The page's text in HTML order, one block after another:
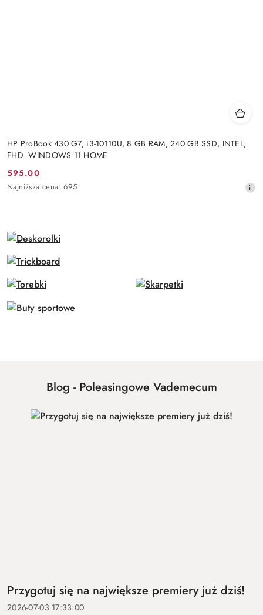
HP ProBook 430 G7, i3-10110U, 8 GB RAM, 240 GB SSD, INTEL,
FHD. WINDOWS 11 HOME
Cena
promocyjna:
595.00
Najniższa
przed
Najniższa cena: 695
Blog - Poleasingowe Vademecum
Przygotuj się na największe premiery już dziś!
2026-07-03 17:33:00